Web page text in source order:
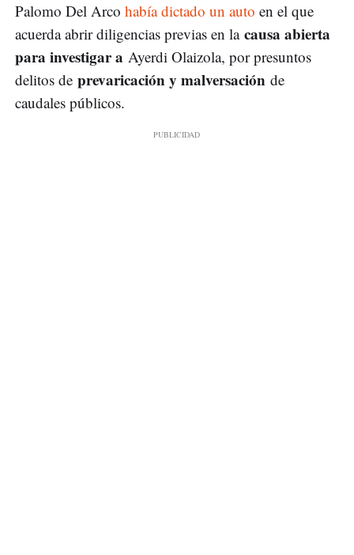
Palomo Del Arco había dictado un auto en el que
acuerda abrir diligencias previas en la causa abierta
para investigar a Ayerdi Olaizola, por presuntos
delitos de prevaricación y malversación de
caudales públicos.